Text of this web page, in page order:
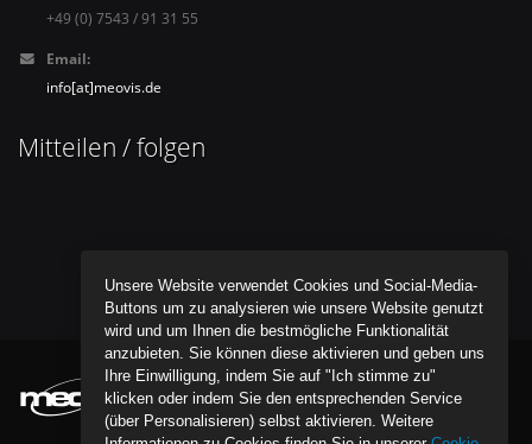
+49 (0) 7543 / 91 31 55
Email:
info[at]meovis.de
Mitteilen / folgen
Unsere Website verwendet Cookies und Social-Media-
Buttons um zu analysieren wie unsere Website genutzt
wird und um Ihnen die bestmögliche Funktionalität
anzubieten. Sie können diese aktivieren und geben uns
Ihre Einwilligung, indem Sie auf "Ich stimme zu"
klicken oder indem Sie den entsprechenden Service
(über Personalisieren) selbst aktivieren. Weitere